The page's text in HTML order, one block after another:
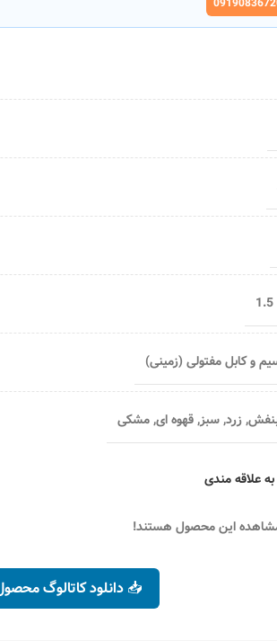
-1%
ناموج
سبد خرید
رنگ بدنه
1.5
و کابل مفتولی (زمینی)
,زرد,سبز,قهوه ای,مشکی
علاقه مندی
این محصول هستند!
📥 دانلود کاتالوگ